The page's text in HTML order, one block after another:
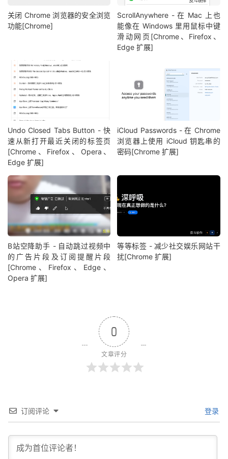
关闭 Chrome 浏览器的安全浏览
功能[Chrome]
ScrollAnywhere - 在 Mac 上也
能像在 Windows 里用鼠标中键
滑动网页[Chrome、Firefox、
Edge 扩展]
Undo Closed Tabs Button - 快
速从新打开最近关闭的标签页
[Chrome、Firefox、Opera、
Edge 扩展]
iCloud Passwords - 在 Chrome
浏览器上使用 iCloud 钥匙串的
密码[Chrome 扩展]
B站空降助手 - 自动跳过视频中
的广告片段及订阅提醒片段
[Chrome、Firefox、Edge、
Opera 扩展]
等等标签 - 减少社交娱乐网站干
扰[Chrome 扩展]
0
文章评分
订阅评论 登录